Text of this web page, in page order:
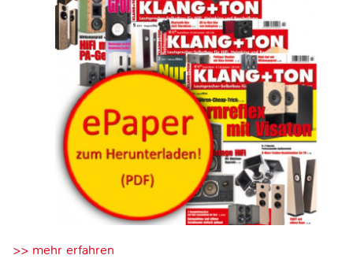
>> mehr erfahren